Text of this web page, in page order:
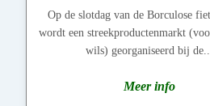
Op de slotdag van de Borculose
wordt een streekproductenmarkt
wils) georganiseerd bij
Meer info